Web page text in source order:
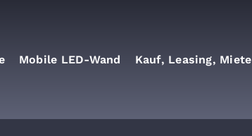
Mobile LED-Wand Kauf, Leasing, Miete